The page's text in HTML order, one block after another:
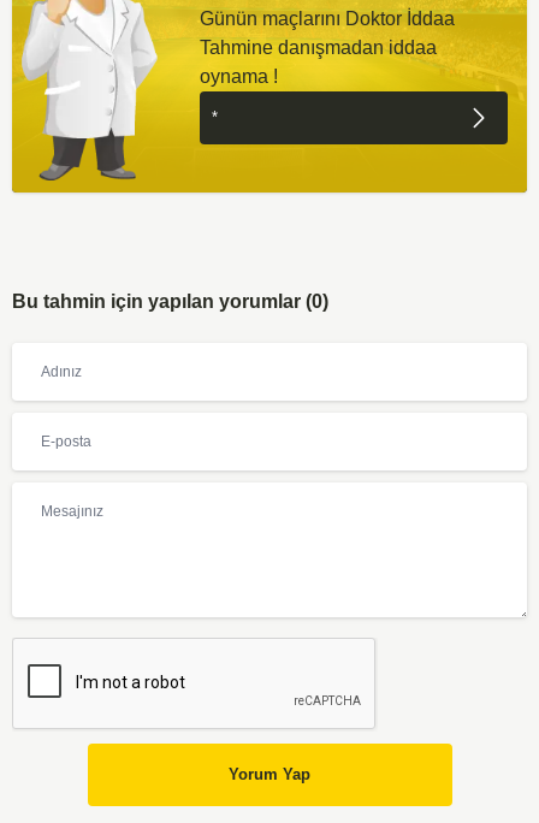
Günün maçlarını Doktor İddaa
Tahmine danışmadan iddaa
oynama !
Bu tahmin için yapılan yorumlar (0)
Yorum Yap